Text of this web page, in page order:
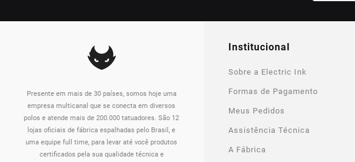
Presente em mais de 30 países, somos hoje uma
empresa multicanal que se conecta em diversos
polos e atende mais de 200.000 tatuadores. São 12
lojas oficiais de fábrica espalhadas pelo Brasil, e
uma equipe full time, para levar até você produtos
certificados pela sua qualidade técnica e
institucional
A Fábrica
Meus Pedidos
Sobre a Electric Ink
Formas de Pagamento
Assistência Técnica